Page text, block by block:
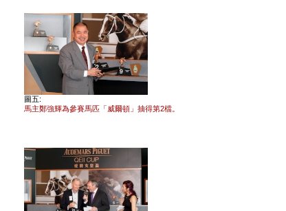
圖五:
馬主鄭強輝為參賽馬匹「威爾頓」抽得第2檔。